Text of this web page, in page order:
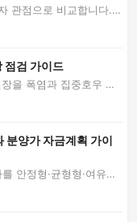
관점으로 비교합니다.
재, 환금성...
점검 가이드
을 폭염과 집중호우 관
다. 일조·통풍·...
분양가 자금계획 가이
안정형·균형형·여유형
부터 대출, 옵...